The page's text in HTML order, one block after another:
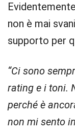
non è mai
supporto per
“Ci sono
rating e i toni.
perché è
non mi sento